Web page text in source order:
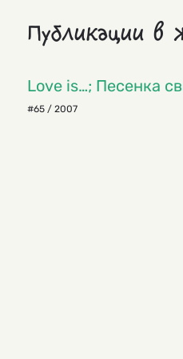
Публикации в
Love is…; Песенка
#65 / 2007